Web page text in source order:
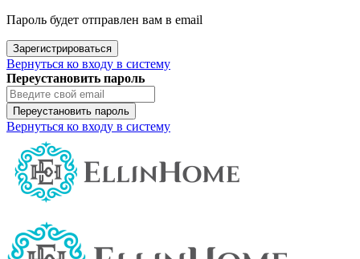
Пароль будет отправлен вам в email
Зарегистрироваться
Вернуться ко входу в систему
Переустановить пароль
Переустановить пароль
Вернуться ко входу в систему